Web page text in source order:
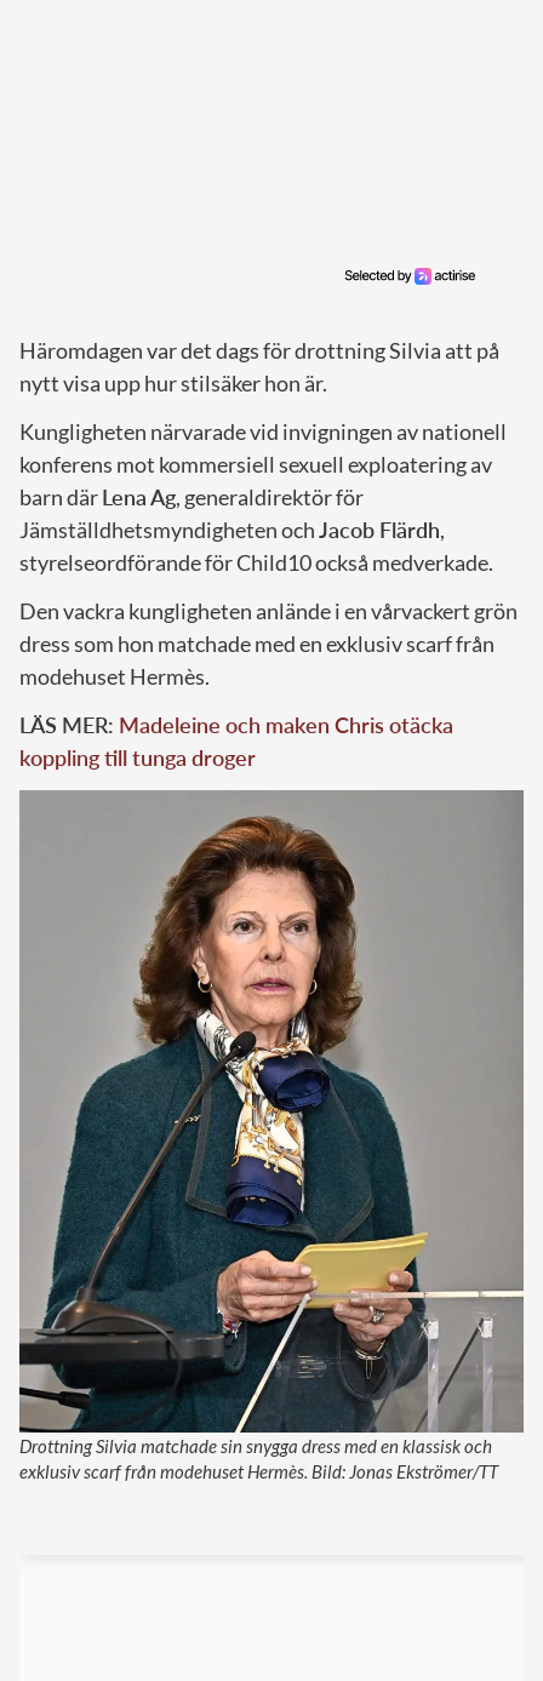
Häromdagen var det dags för drottning Silvia att på
nytt visa upp hur stilsäker hon är.
Kungligheten närvarade vid invigningen av nationell
konferens mot kommersiell sexuell exploatering av
barn därLena Ag, generaldirektör för
Jämställdhetsmyndigheten ochJacob Flärdh,
styrelseordförande för Child10 också medverkade.
Den vackra kungligheten anlände i en vårvackert grön
dress som hon matchade med en exklusiv scarf från
modehuset Hermès.
LÄS MER: Madeleine och maken Chris otäcka
koppling till tunga droger
Drottning Silvia matchade sin snygga dress med en klassisk och
exklusiv scarf från modehuset Hermès. Bild: Jonas Ekströmer/TT